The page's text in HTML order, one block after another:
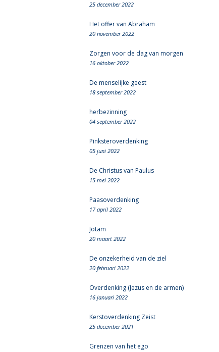
25 december 2022
Het offer van Abraham
20 november 2022
Zorgen voor de dag van morgen
16 oktober 2022
De menselijke geest
18 september 2022
herbezinning
04 september 2022
Pinksteroverdenking
05 juni 2022
De Christus van Paulus
15 mei 2022
Paasoverdenking
17 april 2022
Jotam
20 maart 2022
De onzekerheid van de ziel
20 februari 2022
Overdenking (Jezus en de armen)
16 januari 2022
Kerstoverdenking Zeist
25 december 2021
Grenzen van het ego